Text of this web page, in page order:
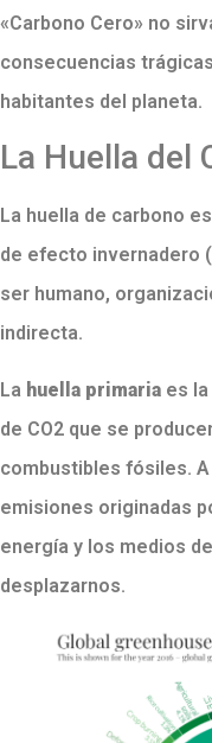
«Carbono Cero» no
consecuencias
habitantes del planeta.
La Huella del
La huella de carbono
de efecto invernadero (
ser humano,
indirecta.
La huella primaria es
de CO2 que se
combustibles fósiles.
emisiones originadas
energía y los medios
desplazarnos.